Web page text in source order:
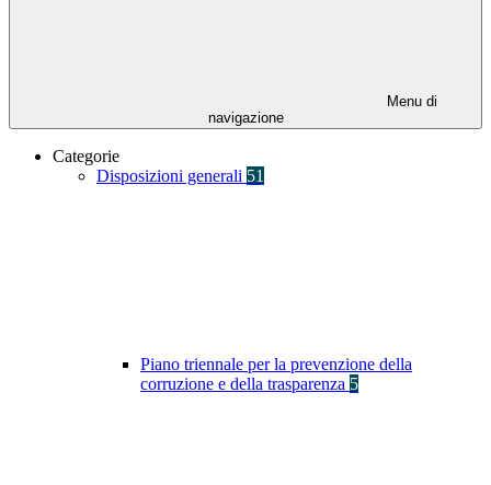
Menu di
navigazione
Categorie
Disposizioni generali 51
Piano triennale per la prevenzione della
corruzione e della trasparenza 5